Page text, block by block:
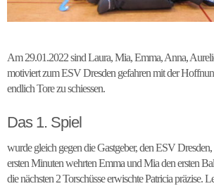
Am 29.01.2022 sind Laura, Mia, Emma, Anna,
motiviert zum ESV Dresden gefahren mit der
endlich Tore zu schiessen.
Das 1. Spiel
wurde gleich gegen die Gastgeber, den ESV
ersten Minuten wehrten Emma und Mia den ersten
die nächsten 2 Torschüsse erwischte Patricia präzise.